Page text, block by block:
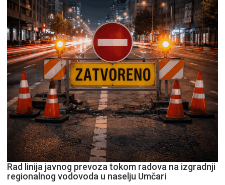
Rad linija javnog prevoza tokom radova na izgradnji
regionalnog vodovoda u naselju Umčari